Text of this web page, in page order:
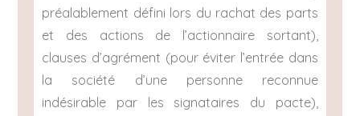
préalablement défini lors du rachat des parts
et des actions de l’actionnaire sortant),
clauses d’agrément (pour éviter l’entrée dans
la société d’une personne reconnue
indésirable par les signataires du pacte),